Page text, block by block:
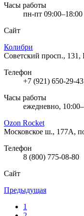
Часы работы
пн-пт 09:00–18:00
Сайт
Колибри
Советский просп., 131,
Телефон
+7 (921) 650-29-43
Часы работы
ежедневно,
Ozon Rocket
Московское ш., 177А,
Телефон
8 (800) 775-08-80
Сайт
Предыдущая
1